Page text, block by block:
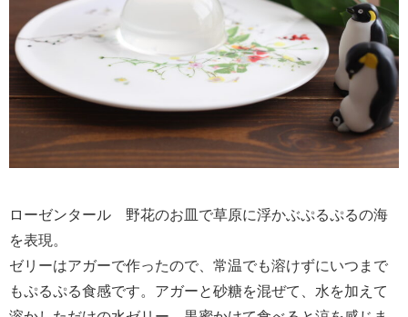
ローゼンタール 野花のお皿で草原に浮かぶぷるぷるの海
を表現。
ゼリーはアガーで作ったので、常温でも溶けずにいつまで
もぷるぷる食感です。アガーと砂糖を混ぜて、水を加えて